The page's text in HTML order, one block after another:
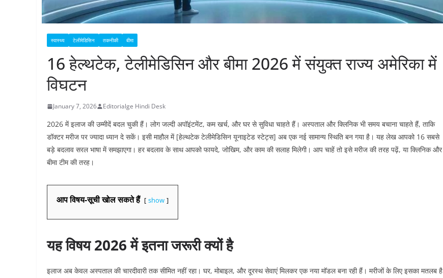
स्वास्थ्य टेलीमेडिसिन तकनीकी बीमा
16 हेल्थटेक, टेलीमेडिसिन और बीमा 2026 में संयुक्त राज्य अमेरिका में
विघटन
January 7, 2026 Editorialge Hindi Desk
2026 में इलाज की उम्मीदें बदल चुकी हैं। लोग जल्दी अपॉइंटमेंट, कम खर्च, और घर से सुविधा चाहते हैं। अस्पताल और क्लिनिक भी समय बचाना चाहते हैं, ताकि
डॉक्टर मरीज पर ज्यादा ध्यान दे सकें। इसी माहौल में [हेल्थटेक टेलीमेडिसिन यूनाइटेड स्टेट्स] अब एक नई सामान्य स्थिति बन गया है। यह लेख आपको 16 सबसे
बड़े बदलाव सरल भाषा में समझाएगा। हर बदलाव के साथ आपको फायदे, जोखिम, और काम की सलाह मिलेगी। आप चाहें तो इसे मरीज की तरह पढ़ें, या क्लिनिक और
बीमा टीम की तरह।
आप विषय-सूची खोल सकते हैं show
यह विषय 2026 में इतना जरूरी क्यों है
इलाज अब केवल अस्पताल की चारदीवारी तक सीमित नहीं रहा। घर, मोबाइल, और दूरस्थ सेवाएं मिलकर एक नया मॉडल बना रही हैं। मरीजों के लिए इसका मतलब है